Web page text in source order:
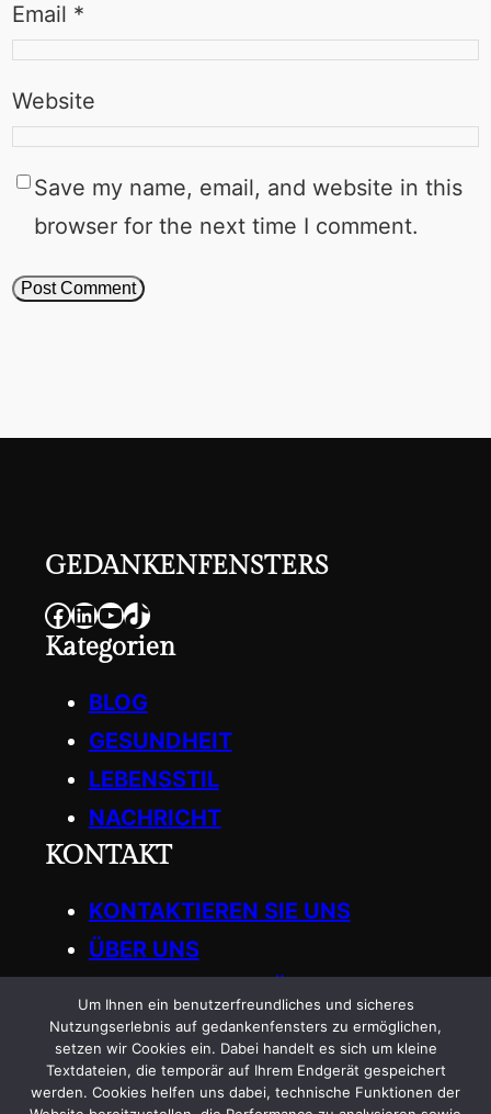
Email *
Website
Save my name, email, and website in this
browser for the next time I comment.
GEDANKENFENSTERS
Facebook LinkedIn YouTube TikTok
Kategorien
BLOG
GESUNDHEIT
LEBENSSTIL
NACHRICHT
KONTAKT
KONTAKTIEREN SIE UNS
ÜBER UNS
Get in Touch
General:
Um Ihnen ein benutzerfreundliches und sicheres
Nutzungserlebnis auf gedankenfensters zu ermöglichen,
setzen wir Cookies ein. Dabei handelt es sich um kleine
Textdateien, die temporär auf Ihrem Endgerät gespeichert
werden. Cookies helfen uns dabei, technische Funktionen der